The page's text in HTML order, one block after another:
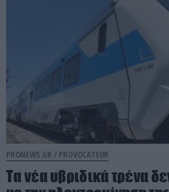
PRONEWS.GR / PROVOCATEUR
Τα νέα υβριδικά τρένα